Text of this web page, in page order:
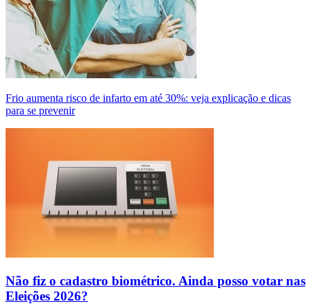
Frio aumenta risco de infarto em até 30%: veja explicação e dicas
para se prevenir
Não fiz o cadastro biométrico. Ainda posso votar nas
Eleições 2026?